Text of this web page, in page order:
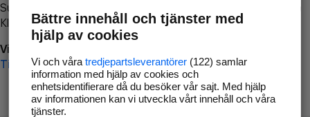
Surfa till
Klicka påTillbaka-knappen i webbläsaren och försök igen
Vi beklagar besväret!
Till startsidan
Bättre innehåll och tjänster med
hjälp av cookies
Vi och våra tredjepartsleverantörer(122) samlar
information med hjälp av cookies och
enhetsidentifierare då du besöker vår sajt. Med hjälp
av informationen kan vi utveckla vårt innehåll och våra
tjänster.